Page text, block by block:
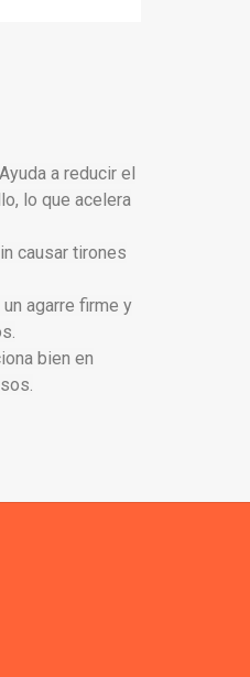
a reducir el
lo que acelera
causar tirones
agarre firme y
bien en